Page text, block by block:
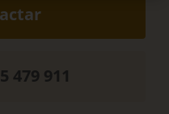
479 911